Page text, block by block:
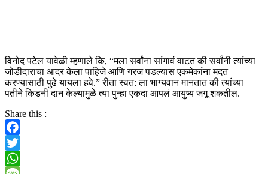
विनोद पटेल यावेळी म्हणाले कि, “मला सर्वांना सांगावं वाटत की सर्वांनी त्यांच्या
जोडीदाराचा आदर केला पाहिजे आणि गरज पडल्यास एकमेकांना मदत
करण्यासाठी पुढे यायला हवे.” रीता स्वत: ला भाग्यवान मानतात की त्यांच्या
पतीनेकिडनीदान केल्यामुळे त्या पुन्हा एकदा आपलं आयुष्य जगू शकतील.
Share this :
Facebook
Twitter